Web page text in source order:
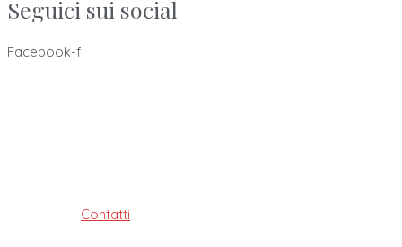
Seguici sui social
Facebook-f
Contatti